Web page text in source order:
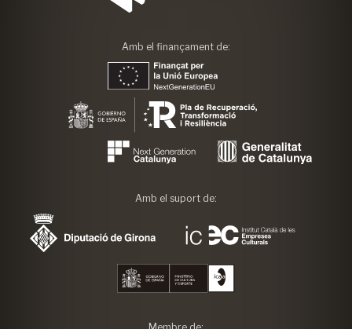
Amb el finançament de:
Amb el suport de: